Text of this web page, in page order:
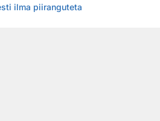
ilma piiranguteta